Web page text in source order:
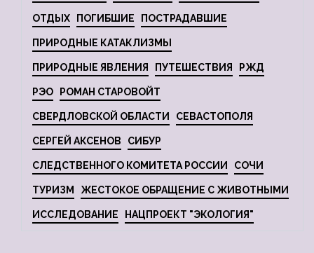
ОТДЫХ ПОГИБШИЕ ПОСТРАДАВШИЕ
ПРИРОДНЫЕ КАТАКЛИЗМЫ
ПРИРОДНЫЕ ЯВЛЕНИЯ ПУТЕШЕСТВИЯ РЖД
РЭО РОМАН СТАРОВОЙТ
СВЕРДЛОВСКОЙ ОБЛАСТИ СЕВАСТОПОЛЯ
СЕРГЕЙ АКСЕНОВ СИБУР
СЛЕДСТВЕННОГО КОМИТЕТА РОССИИ СОЧИ
ТУРИЗМ ЖЕСТОКОЕ ОБРАЩЕНИЕ С ЖИВОТНЫМИ
ИССЛЕДОВАНИЕ НАЦПРОЕКТ "ЭКОЛОГИЯ"